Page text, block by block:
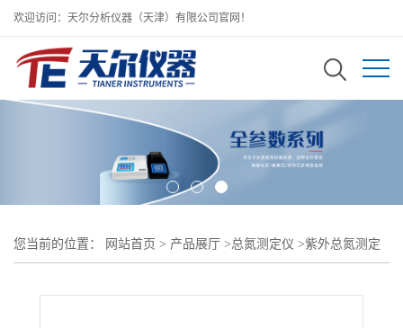
欢迎访问：天尔分析仪器（天津）有限公司官网！
您当前的位置： 网站首页 > 产品展厅 >总氮测定仪 >紫外总氮测定